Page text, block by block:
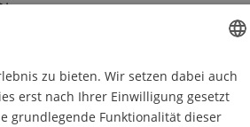
a Micro-
GERMAN
ENGLISH
zu bieten. Wir setzen dabei auch
erst nach Ihrer Einwilligung gesetzt
grundlegende Funktionalität dieser